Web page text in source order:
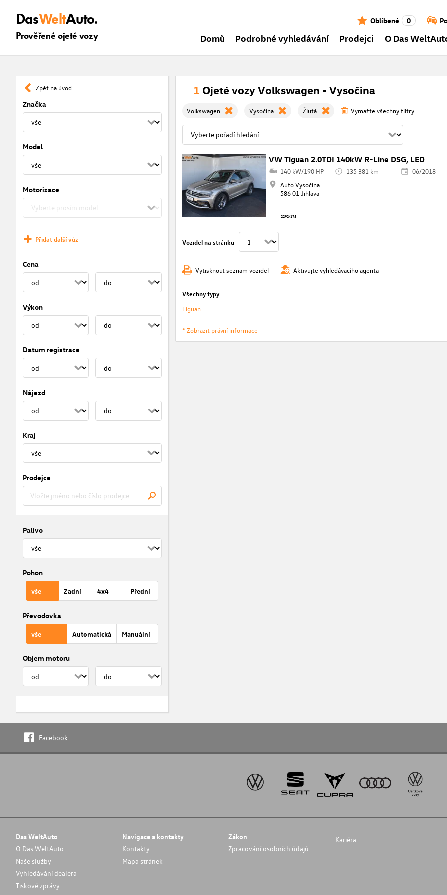
DasWeltAuto.
Prověřené ojeté vozy
Oblíbené 0
Domů Podrobné vyhledávání Prodejci O Das
Zpět na úvod
Značka
Model
Motorizace
Přidat další vůz
Cena
Výkon
Datum registrace
Nájezd
Kraj
Prodejce
Palivo
Pohon
vše Zadní 4x4 Přední
Převodovka
vše Automatická Manuální
Objem motoru
1 Ojeté vozy Volkswagen - Vysočina
Volkswagen Vysočina Žlutá Vymažte všechny filtry
VW Tiguan 2.0TDI 140kW R-Line DSG, LED
140 kW/190 HP 135 381 km
06/2018
Auto Vysočina
586 01 Jihlava
2292/175
Vozidel na stránku
Vytisknout seznam vozidel Aktivujte vyhledávacího agenta
Všechny typy
Tiguan
* Zobrazit právní informace
Facebook
Das WeltAuto
O Das WeltAuto
Naše služby
Vyhledávání dealera
Tiskové zprávy
Navigace a kontakty
Kontakty
Mapa stránek
Zákon
Zpracování osobních údajů
Kariéra